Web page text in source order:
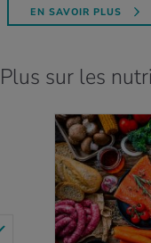
EN SAVOIR PLUS
Plus sur les
EN